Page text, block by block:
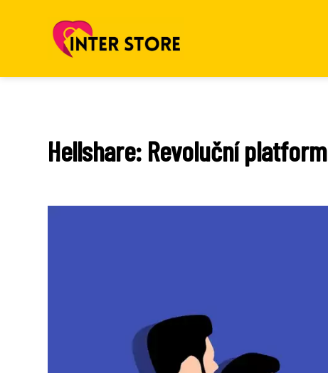
Hellshare: Revoluční